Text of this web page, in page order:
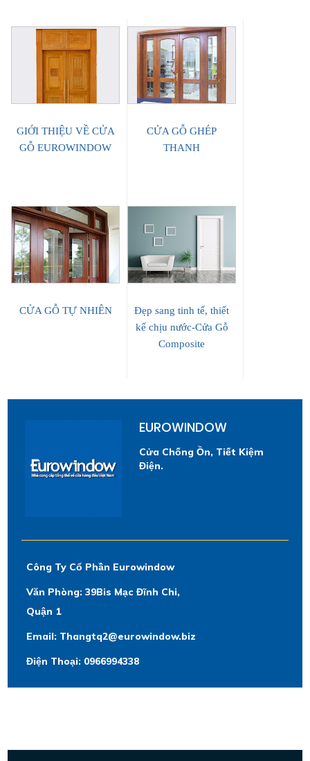
GIỚI THIỆU VỀ CỬA
GỖ EUROWINDOW
CỬA GỖ GHÉP
THANH
CỬA GỖ TỰ NHIÊN
Đẹp sang tinh tế, thiết
kế chịu nước-Cửa Gỗ
Composite
EUROWINDOW
Cửa Chống Ồn, Tiết Kiệm
Điện.
Công Ty Cổ Phần Eurowindow
Văn Phòng: 39Bis Mạc Đĩnh Chi,
Quận 1
Email: Thangtq2@eurowindow.biz
Điện Thoại: 0966994338